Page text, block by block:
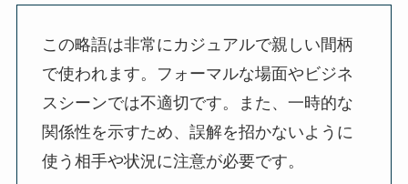
この略語は非常にカジュアルで親しい間柄
で使われます。フォーマルな場面やビジネ
スシーンでは不適切です。また、一時的な
関係性を示すため、誤解を招かないように
使う相手や状況に注意が必要です。